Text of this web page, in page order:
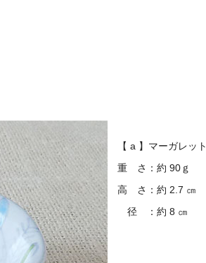
【 a 】マーガレット
重 さ：約 90ｇ
高 さ：約 2.7 ㎝
径 ：約 8 ㎝